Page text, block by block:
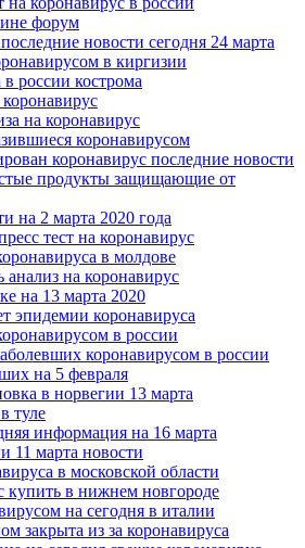
форум
новости сегодня 24 марта
в киргизии
россии кострома
на коронавирус
коронавирусом
коронавирус последние новости
продукты защищающие от
на 2 марта 2020 года
тест на коронавирус
в молдове
анализ на коронавирус
на 13 марта 2020
эпидемии коронавируса
в россии
коронавирусом в россии
на 5 февраля
в норвегии 13 марта
туле
информация на 16 марта
11 марта новости
в московской области
купить в нижнем новгороде
на сегодня в италии
закрыта из за коронавируса